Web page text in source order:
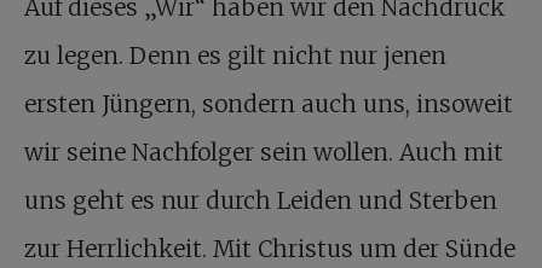
Auf dieses „Wir“ haben wir den Nachdruck
zu legen. Denn es gilt nicht nur jenen
ersten Jüngern, sondern auch uns, insoweit
wir seine Nachfolger sein wollen. Auch mit
uns geht es nur durch Leiden und Sterben
zur Herrlichkeit. Mit Christus um der Sünde